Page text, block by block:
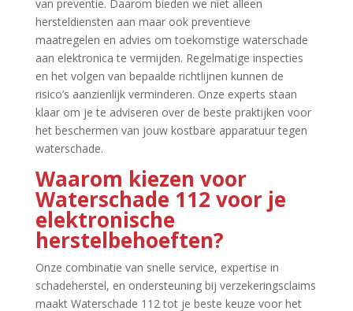
van preventie.​ Daarom bieden we niet alleen
hersteldiensten aan maar ook preventieve
maatregelen en advies om toekomstige waterschade
aan elektronica te vermijden.​ Regelmatige inspecties
en het volgen van bepaalde richtlijnen kunnen de
risico’s aanzienlijk verminderen.​ Onze experts staan
klaar om je te adviseren over de beste praktijken voor
het beschermen van jouw kostbare apparatuur tegen
waterschade.​
Waarom kiezen voor
Waterschade 112 voor je
elektronische
herstelbehoeften?
Onze combinatie van snelle service, expertise in
schadeherstel, en ondersteuning bij verzekeringsclaims
maakt Waterschade 112 tot je beste keuze voor het